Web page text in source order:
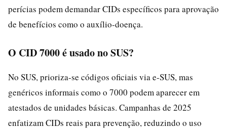
perícias podem demandar CIDs específicos para aprovação
de benefícios como o auxílio-doença.
O CID 7000 é usado no SUS?
No SUS, prioriza-se códigos oficiais via e-SUS, mas
genéricos informais como o 7000 podem aparecer em
atestados de unidades básicas. Campanhas de 2025
enfatizam CIDs reais para prevenção, reduzindo o uso